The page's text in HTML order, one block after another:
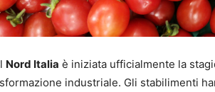
Nord Italia è iniziata ufficialmente la
industriale. Gli stabilimenti